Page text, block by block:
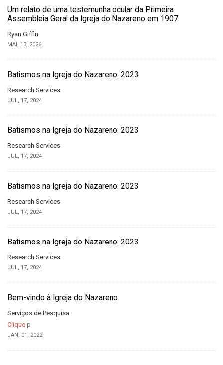
Um relato de uma testemunha ocular da Primeira
Assembleia Geral da Igreja do Nazareno em 1907
Ryan Giffin
MAI, 13, 2026
Batismos na Igreja do Nazareno: 2023
Research Services
JUL, 17, 2024
Batismos na Igreja do Nazareno: 2023
Research Services
JUL, 17, 2024
Batismos na Igreja do Nazareno: 2023
Research Services
JUL, 17, 2024
Batismos na Igreja do Nazareno: 2023
Research Services
JUL, 17, 2024
Bem-vindo à Igreja do Nazareno
Serviços de Pesquisa
Clique p
JAN, 01, 2022